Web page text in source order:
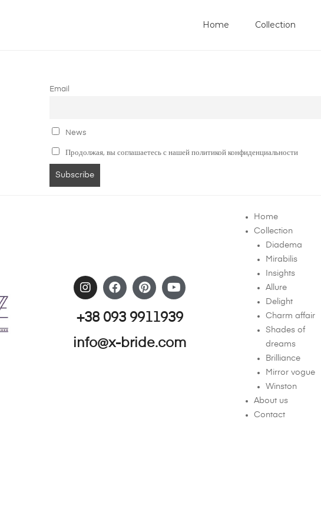
Home Collection
Email
News
Продолжая, вы соглашаетесь с нашей политикой конфиденциальности
+38 093 9911939
info@x-bride.com
Home
Collection
Diadema
Mirabilis
Insights
Allure
Delight
Charm affair
Shades of
dreams
Brilliance
Mirror vogue
Winston
About us
Contact